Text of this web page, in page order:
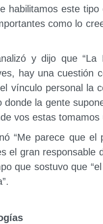
habilitamos este
como lo
y dijo que
hay una cuestión
vínculo personal la
donde la gente
vos estas
“Me parece que
el gran responsable
que sostuvo que